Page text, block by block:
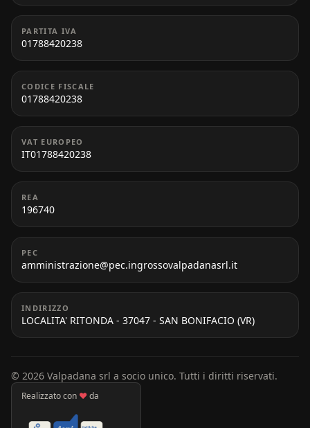
PARTITA IVA
01788420238
CODICE FISCALE
01788420238
VAT EUROPEO
IT01788420238
REA
196740
PEC
amministrazione@pec.ingrossovalpadanasrl.it
INDIRIZZO
LOCALITA' RITONDA - 37047 - SAN BONIFACIO (VR)
© 2026 Valpadana srl a socio unico. Tutti i diritti riservati.
Realizzato con ♥da